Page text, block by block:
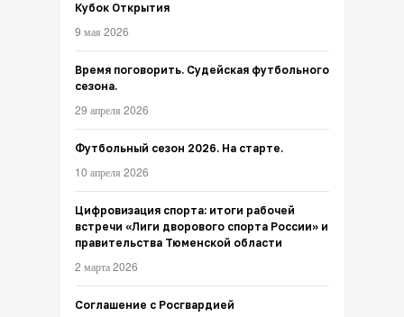
Кубок Открытия
9 мая 2026
Время поговорить. Судейская футбольного
сезона.
29 апреля 2026
Футбольный сезон 2026. На старте.
10 апреля 2026
Цифровизация спорта: итоги рабочей
встречи «Лиги дворового спорта России» и
правительства Тюменской области
2 марта 2026
Соглашение с Росгвардией